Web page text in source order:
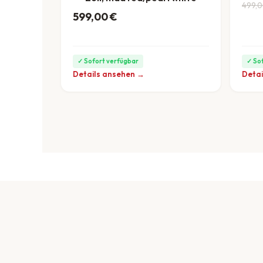
599,00€
✓ Sofort verfügbar
Details ansehen →
✓